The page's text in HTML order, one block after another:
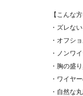
【こんな
・ズレな
・オフシ
・ノンワ
・胸の盛
・ワイヤ
・自然な